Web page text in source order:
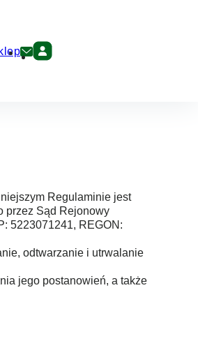
Regulaminie jest
przez Sąd Rejonowy
5223071241, REGON:
odtwarzanie i utrwalanie
jego postanowień, a także